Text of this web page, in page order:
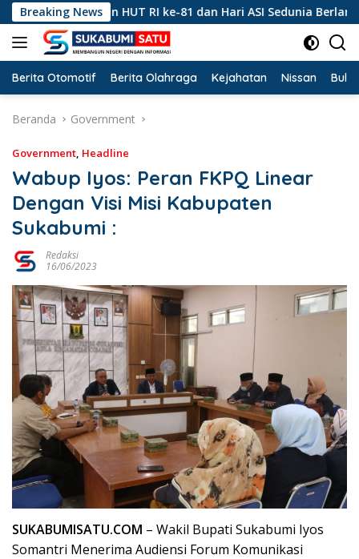
Langsung
ke
konten
Breaking News
Peringatan HUT RI ke-81 dan Hari ASI Sedunia Berlangsung
Berita Otomotif Berita Olahraga Kejahatan Nissan
Beranda Government
Government, Headline
Wabup Iyos: Peran FKPQ Linear
Dengan Visi Misi Kabupaten
Sukabumi :
Redaksi
16/06/2023
SUKABUMISATU.COM – Wakil Bupati Sukabumi Iyos
Somantri Menerima Audiensi Forum Komunikasi